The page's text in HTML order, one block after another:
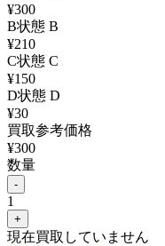
¥300
B状態 B
¥210
C状態 C
¥150
D状態 D
¥30
買取参考価格
¥300
数量
-
1
+
現在買取していません